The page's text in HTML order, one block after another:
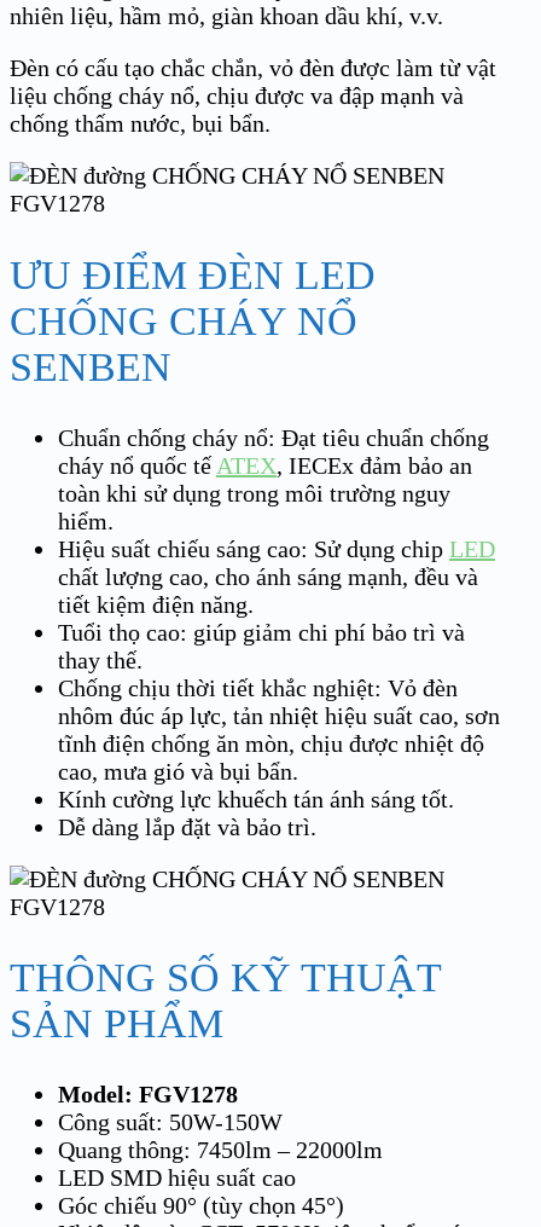
nhiên liệu, hầm mỏ, giàn khoan dầu khí, v.v.
Đèn có cấu tạo chắc chắn, vỏ đèn được làm từ vật
liệu chống cháy nổ, chịu được va đập mạnh và
chống thấm nước, bụi bẩn.
ƯU ĐIỂM ĐÈN LED
CHỐNG CHÁY NỔ
SENBEN
Chuẩn chống cháy nổ: Đạt tiêu chuẩn chống
cháy nổ quốc tế ATEX, IECEx đảm bảo an
toàn khi sử dụng trong môi trường nguy
hiểm.
Hiệu suất chiếu sáng cao: Sử dụng chip LED
chất lượng cao, cho ánh sáng mạnh, đều và
tiết kiệm điện năng.
Tuổi thọ cao: giúp giảm chi phí bảo trì và
thay thế.
Chống chịu thời tiết khắc nghiệt: Vỏ đèn
nhôm đúc áp lực, tản nhiệt hiệu suất cao, sơn
tĩnh điện chống ăn mòn, chịu được nhiệt độ
cao, mưa gió và bụi bẩn.
Kính cường lực khuếch tán ánh sáng tốt.
Dễ dàng lắp đặt và bảo trì.
THÔNG SỐ KỸ THUẬT
SẢN PHẨM
Model: FGV1278
Công suất: 50W-150W
Quang thông: 7450lm – 22000lm
LED SMD hiệu suất cao
Góc chiếu 90° (tùy chọn 45°)